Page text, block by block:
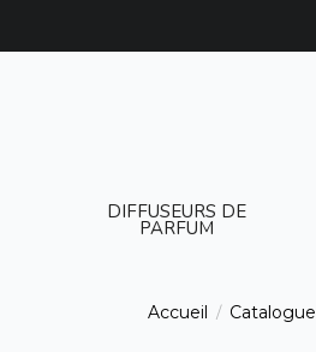
DIFFUSEURS DE
PARFUM
Accueil / Catalogue